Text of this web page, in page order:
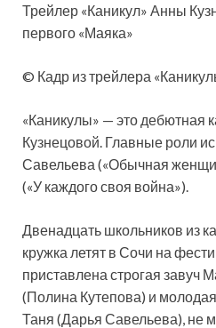
Трейлер «Каникул» Анны
первого «Маяка»
© Кадр из трейлера
«Каникулы» — это дебютная
Кузнецовой. Главные роли
Савельева («Обычная
(«У каждого своя война»).
Двенадцать школьников из
кружка летят в Сочи на
приставлена строгая завуч
(Полина Кутепова) и
Таня (Дарья Савельева), не